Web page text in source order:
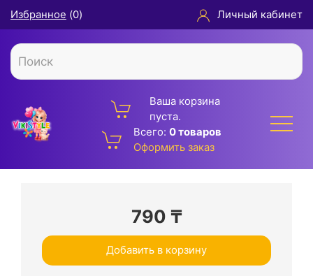
Избранное (0) Личный кабинет
Ваша корзина
пуста.
Всего: 0 товаров
Оформить заказ
790 ₸
Добавить в корзину